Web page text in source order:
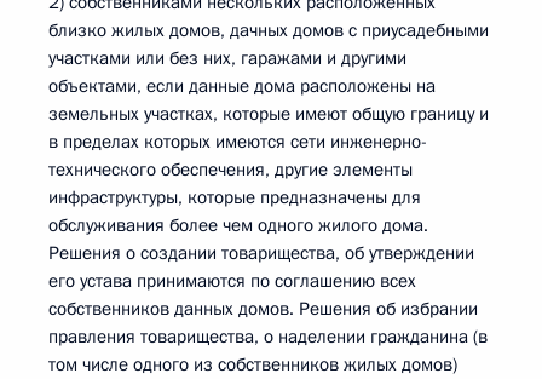
близко жилых домов, дачных домов с приусадебными
участками или без них, гаражами и другими
объектами, если данные дома расположены на
земельных участках, которые имеют общую границу и
в пределах которых имеются сети инженерно-
технического обеспечения, другие элементы
инфраструктуры, которые предназначены для
обслуживания более чем одного жилого дома.
Решения о создании товарищества, об утверждении
его устава принимаются по соглашению всех
собственников данных домов. Решения об избрании
правления товарищества, о наделении гражданина (в
том числе одного из собственников жилых домов)